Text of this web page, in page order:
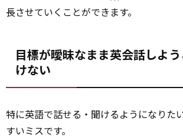
長させていくことができます。
目標が曖昧なまま英会話しよ
けない
特に英語で話せる・聞けるようになりた
すいミスです。